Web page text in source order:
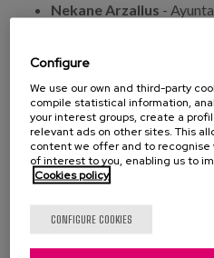
Nekane Arzallus -
Gorka Urtaran
10:20-10:40Conferencia:
10:40-11:15Pausa-Café.
11:15-11:55 Diálogo de
Mari Carmen Garín
Salus San José- Amurrio
Juan Tomás Zabala
Xabier Aizpurua-
Configure
We use our own and third-party
compile statistical information,
your interest groups, create a
relevant ads on other sites. This
content we offer and to
of interest to you, enabling us to
Cookies policy
CONFIGURE COOKIES